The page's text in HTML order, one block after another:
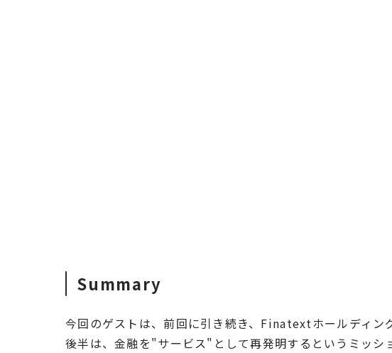
Summary
今回のゲストは、前回に引き続き、Finatextホールディン
後半は、金融を"サービス"として再発明するというミッシ